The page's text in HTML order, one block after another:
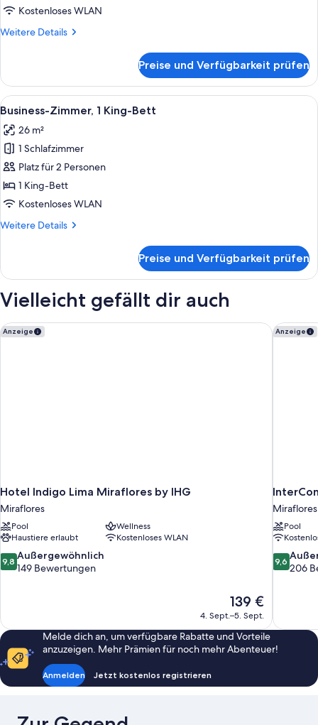
Kostenloses WLAN
Weitere Details
Weitere
Suite
Preise und Verfügbarkeit prüfen
Alle
Fotos
für
Business-
Zimmer,
1 King-
Bett
Ein Hotelzimmer mit einem großen
4
Business-Zimmer, 1 King-Bett
26 m²
1 Schlafzimmer
Platz für 2 Personen
1 King-Bett
Kostenloses WLAN
Weitere Details
Weitere
Zimmer,
Bett
Preise und Verfügbarkeit prüfen
Vielleicht gefällt dir auch
Anzeige
Hotel Indigo Lima Miraflores by IHG
Miraflores
Pool
Wellness
Haustiere erlaubt
Kostenloses WLAN
9.8
von
Bewertungen
9,8 Außergewöhnlich
149 Bewertungen
Der
Preis
beträgt
139 €
139 €
4. Sept.–5. Sept.
Hotel Indigo Lima Miraflores by IHG Anzeige
Miraflores
Pool
9.6
von
9,6
206
Melde dich an, um verfügbare Rabatte und Vorteile
anzuzeigen. Mehr Prämien für noch mehr Abenteuer!
Anmelden Jetzt kostenlos registrieren